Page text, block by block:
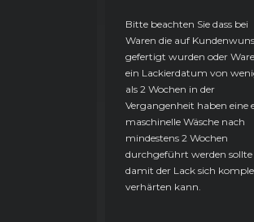
Bitte beachten Sie dass bei
Waren die auf
gefertigt wurden oder
ein Lackierdatum von
als 2 Wochen in der
Vergangenheit haben eine
maschinelle Wäsche nach
mindestens 2 Wochen
durchgeführt werden sollte
damit der Lack sich
verhärten kann.